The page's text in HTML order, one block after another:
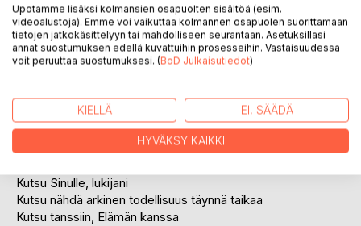
KUVAUS
Vuosi elämästäni
Erilainen matkakertomus
Äänen avaus
Ikiaikainen feminiini viisaus kiedottuna sanojen vajavaiseen
Kutsu Sinulle, lukijani
Kutsu nähdä arkinen todellisuus täynnä taikaa
Kutsu tanssiin, Elämän kanssa
Upotamme lisäksi kolmansien osapuolten sisältöä (esim.
videoalustoja). Emme voi vaikuttaa kolmannen osapuolen suorittamaan
tietojen jatkokäsittelyyn tai mahdolliseen seurantaan. Asetuksillasi
annat suostumuksen edellä kuvattuihin prosesseihin. Vastaisuudessa
voit peruuttaa suostumuksesi. (BoD Julkaisutiedot)
KIELLÄ EI, SÄÄDÄ
HYVÄKSY KAIKKI